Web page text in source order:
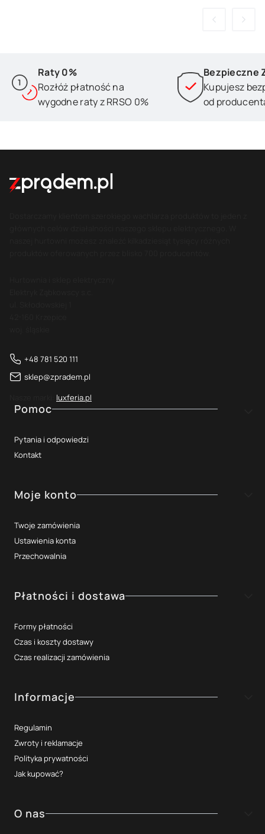
Raty 0%
Rozłóż płatność na
wygodne raty z RRSO 0%
Bezpieczne
Kupujesz
od
+48 781 520 111
sklep@zpradem.pl
luxferia.pl
Linki w stopce
Pomoc
Pytania i odpowiedzi
Kontakt
Moje konto
Twoje zamówienia
Ustawienia konta
Przechowalnia
Płatności i dostawa
Formy płatności
Czas i koszty dostawy
Czas realizacji zamówienia
Informacje
Regulamin
Zwroty i reklamacje
Polityka prywatności
Jak kupować?
O nas